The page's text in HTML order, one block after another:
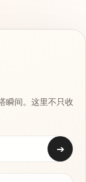
瞬间。这里不只收
➔